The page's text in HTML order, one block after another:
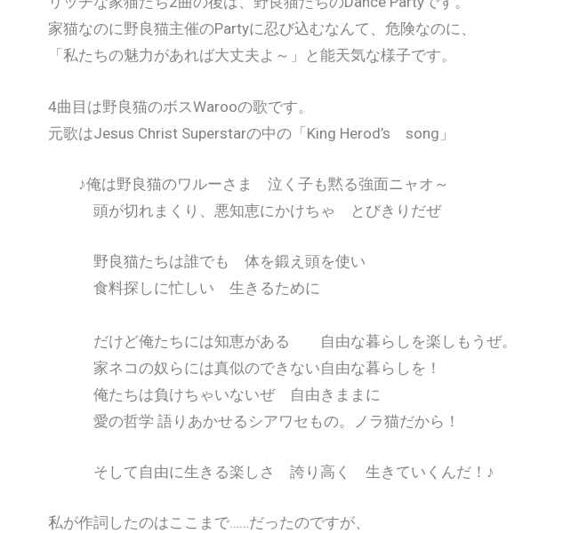
家猫なのに野良猫主催のPartyに忍び込むなんて、危険なのに、
「私たちの魅力があれば大丈夫よ～」と能天気な様子です。
4曲目は野良猫のボスWarooの歌です。
元歌はJesus Christ Superstarの中の「King Herod’s song」
♪俺は野良猫のワルーさま 泣く子も黙る強面ニャオ～
頭が切れまくり、悪知恵にかけちゃ とびきりだぜ
野良猫たちは誰でも 体を鍛え頭を使い
食料探しに忙しい 生きるために
だけど俺たちには知恵がある 自由な暮らしを楽しもうぜ。
家ネコの奴らには真似のできない自由な暮らしを！
俺たちは負けちゃいないぜ 自由きままに
愛の哲学 語りあかせるシアワセもの。ノラ猫だから！
そして自由に生きる楽しさ 誇り高く 生きていくんだ！♪
私が作詞したのはここまで……だったのですが、